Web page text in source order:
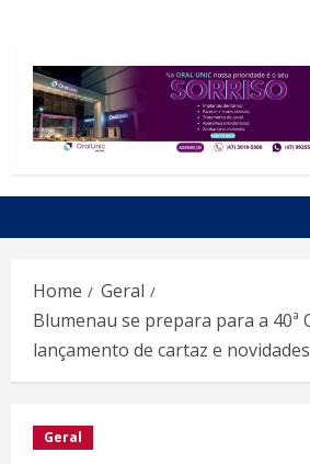
Home
Geral
Blumenau se prepara para a 40ª
lançamento de cartaz e
Geral